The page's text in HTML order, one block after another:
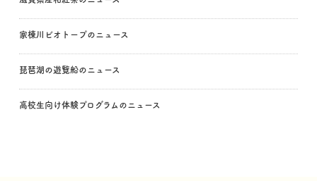
家棟川ビオトープのニュース
琵琶湖の遊覧船のニュース
高校生向け体験プログラムのニュース